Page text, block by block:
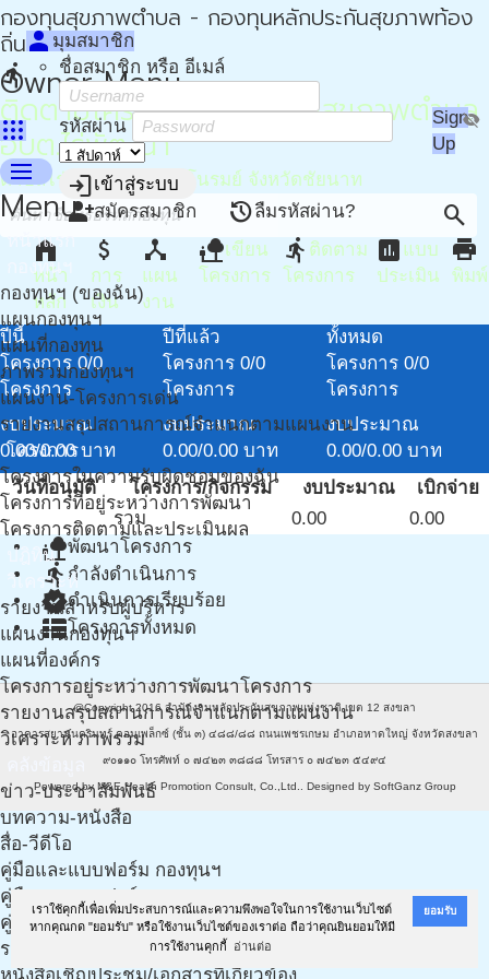
เราใช้คุกกี้เพื่อเพิ่มประสบการณ์และความพึงพอใจในการใช้งานเว็บไซต์
หากคุณกด "ยอมรับ" หรือใช้งานเว็บไซต์ของเราต่อ ถือว่าคุณยินยอมให้มี
การใช้งานคุกกี้
อ่านต่อ
ยอมรับ
กองทุนสุขภาพตำบล - กองทุนหลักประกันสุขภาพท้อง
ถิ่น - กปท
Owner Menu
apps
person มุมสมาชิก
ชื่อสมาชิก หรือ อีเมล์
รหัสผ่าน visibility_off
loginเข้าสู่ระบบ
person_addสมัครสมาชิก restoreลืมรหัสผ่าน?
Sign
Up
menu
Menu
หน้าแรก
กองทุนฯ
กองทุนฯ (ของฉัน)
แผนกองทุนฯ
แผนที่กองทุน
ภาพรวมกองทุนฯ
แผนงาน-โครงการเด่น
รายงานสรุปสถานการณ์จำแนกตามแผนงาน
โครงการ
โครงการในความรับผิดชอบของฉัน
โครงการที่อยู่ระหว่างการพัฒนา
โครงการติดตามและประเมินผล
ปฎิทิน
วิเคราะห์
รายงานสำหรับผู้บริหาร
แผนงานกองทุนฯ
แผนที่องค์กร
โครงการอยู่ระหว่างการพัฒนาโครงการ
รายงานสรุปสถานการณ์จำแนกตามแผนงาน
วิเคราะห์ ภาพรวม
ข่าว-ประชาสัมพันธ์
บทความ-หนังสือ
สื่อ-วีดีโอ
คู่มือและแบบฟอร์ม กองทุนฯ
คู่มือและแบบฟอร์ม กองทุนฯ (งาน LTC)
คู่มือ เอกสารฯ และแนวทางการทำแผนฯ จากทีมวิชาการ
รวมเอกสารเกี่ยวกับประกาศ ฉบับใหม่ ปี 61
หนังสือเชิญประชุม/เอกสารที่เกี่ยวข้อง
directions_run
ติดตามโครงการ - กองทุนสุขภาพตำบล
อบต.ไร่พัฒนา
ตำบลไร่พัฒนา อำเภอมโนรมย์ จังหวัดชัยนาท
search
home
หน้า
หลัก
attach_money
การ
เงิน
device_hub
แผน
งาน
nature_peopleเขียน
โครงการ
directions_run ติดตาม
โครงการ
assessment แบบ
ประเมิน
print
พิมพ์
ปีนี้
โครงการ0/0
โครงการ
งบประมาณ
0.00/0.00บาท
ปีที่แล้ว
โครงการ0/0
โครงการ
งบประมาณ
0.00/0.00 บาท
ทั้งหมด
โครงการ 0/0
โครงการ
งบประมาณ
0.00/0.00บาท
วันที่อนุมัติ
โครงการ/กิจกรรม งบประมาณ
เบิกจ่าย
รวม
0.00 0.00
nature_peopleพัฒนาโครงการ
directions_run กำลังดำเนินการ
verifiedดำเนินการเรียบร้อย
view_listโครงการทั้งหมด
@Copyright 2016สำนักงานหลักประกันสุขภาพแห่งชาติ เขต 12 สงขลา
อาคารสยามนครินทร์ คอมเพล็กซ์ (ชั้น ๓) ๔๘๘/๘๘ ถนนเพชรเกษม อำเภอหาดใหญ่ จังหวัดสงขลา
๙๐๑๑๐ โทรศัพท์ ๐ ๗๔๒๓ ๓๘๘๘ โทรสาร ๐ ๗๔๒๓ ๕๔๙๔
Powered byM&E Health Promotion Consult, Co.,Ltd. . Designed by SoftGanz Group